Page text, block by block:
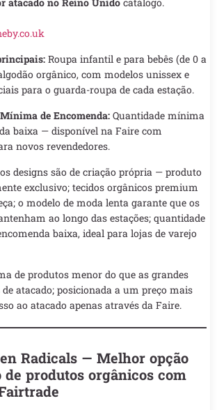
Roupa infantil e para bebês (de 0 a
orgânico, com modelos unissex e
para o guarda-roupa de cada estação.
de Encomenda: Quantidade mínima
baixa — disponível na Faire com
novos revendedores.
designs são de criação própria — produto
exclusivo; tecidos orgânicos premium
o modelo de moda lenta garante que os
ao longo das estações; quantidade
baixa, ideal para lojas de varejo
de produtos menor do que as grandes
atacado; posicionada a um preço mais
ao atacado apenas através da Faire.
Radicals — Melhor opção
de produtos orgânicos com